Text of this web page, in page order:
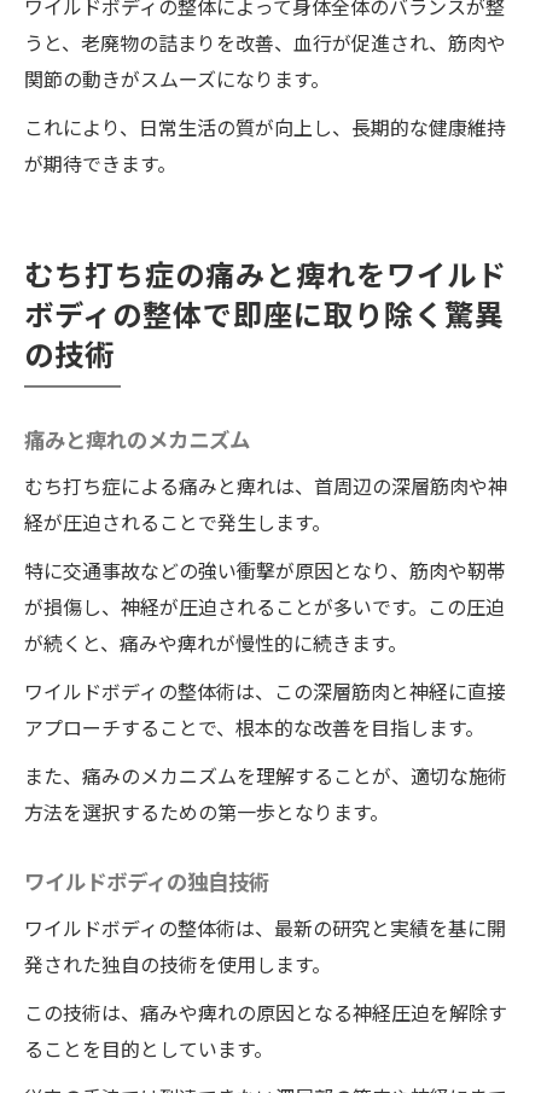
ワイルドボディの整体によって身体全体のバランスが整
うと、老廃物の詰まりを改善、血行が促進され、筋肉や
関節の動きがスムーズになります。
これにより、日常生活の質が向上し、長期的な健康維持
が期待できます。
むち打ち症の痛みと痺れをワイルド
ボディの整体で即座に取り除く驚異
の技術
痛みと痺れのメカニズム
むち打ち症による痛みと痺れは、首周辺の深層筋肉や神
経が圧迫されることで発生します。
特に交通事故などの強い衝撃が原因となり、筋肉や靭帯
が損傷し、神経が圧迫されることが多いです。この圧迫
が続くと、痛みや痺れが慢性的に続きます。
ワイルドボディの整体術は、この深層筋肉と神経に直接
アプローチすることで、根本的な改善を目指します。
また、痛みのメカニズムを理解することが、適切な施術
方法を選択するための第一歩となります。
ワイルドボディの独自技術
ワイルドボディの整体術は、最新の研究と実績を基に開
発された独自の技術を使用します。
この技術は、痛みや痺れの原因となる神経圧迫を解除す
ることを目的としています。